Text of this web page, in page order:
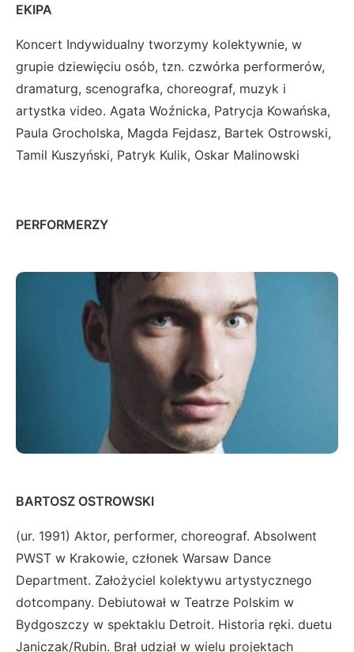
EKIPA
Koncert Indywidualny tworzymy kolektywnie, w
grupie dziewięciu osób, tzn. czwórka performerów,
dramaturg, scenografka, choreograf, muzyk i
artystka video. Agata Woźnicka, Patrycja Kowańska,
Paula Grocholska, Magda Fejdasz, Bartek Ostrowski,
Tamil Kuszyński, Patryk Kulik, Oskar Malinowski
PERFORMERZY
BARTOSZ OSTROWSKI
(ur. 1991) Aktor, performer, choreograf. Absolwent
PWST w Krakowie, członek Warsaw Dance
Department. Założyciel kolektywu artystycznego
dotcompany. Debiutował w Teatrze Polskim w
Bydgoszczy w spektaklu Detroit. Historia ręki. duetu
Janiczak/Rubin. Brał udział w wielu projektach